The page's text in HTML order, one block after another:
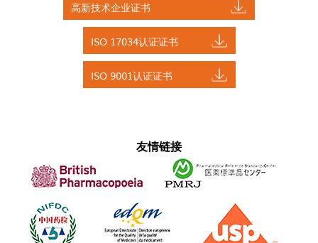
高新技术企业证书
ISO 17034认证证书
ISO 9001认证证书
友情链接